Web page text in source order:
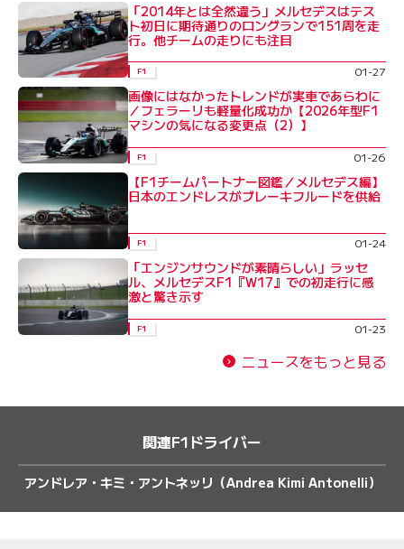
「2014年とは全然違う」メルセデスはテス
ト初日に期待通りのロングランで151周を走
行。他チームの走りにも注目
F1 01-27
画像にはなかったトレンドが実車であらわに
／フェラーリも軽量化成功か【2026年型F1
マシンの気になる変更点（2）】
F1 01-26
【F1チームパートナー図鑑／メルセデス編】
日本のエンドレスがブレーキフルードを供給
F1 01-24
「エンジンサウンドが素晴らしい」ラッセ
ル、メルセデスF1『W17』での初走行に感
激と驚き示す
F1 01-23
ニュースをもっと見る
関連F1ドライバー
アンドレア・キミ・アントネッリ（Andrea Kimi Antonelli）